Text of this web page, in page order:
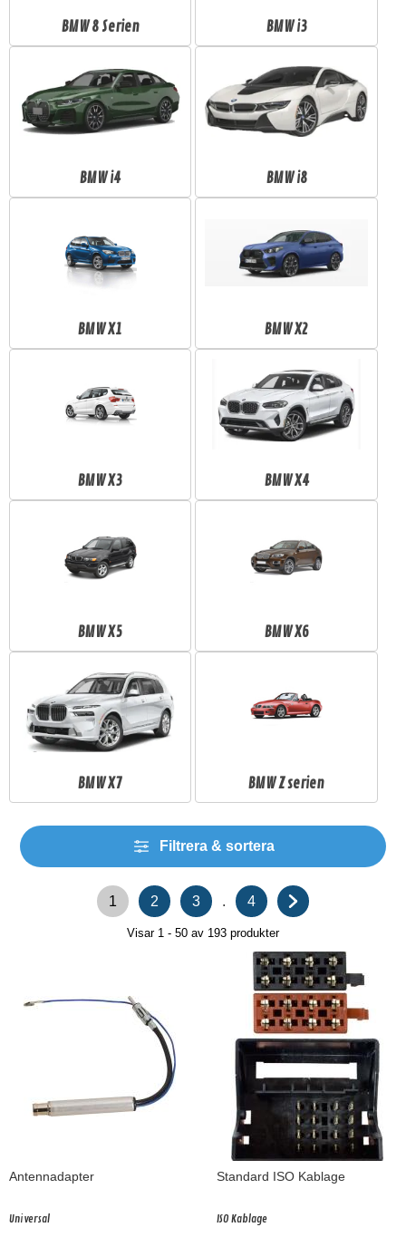
BMW 8 Serien BMW i3
BMW i4 BMW i8
BMW X1 BMW X2
BMW X3 BMW X4
BMW X5 BMW X6
BMW X7 BMW Z serien
Filtrera & sortera
1 2 3 . 4
Visar 1 - 50 av 193 produkter
Antennadapter
Universal
Standard ISO Kablage
ISO Kablage